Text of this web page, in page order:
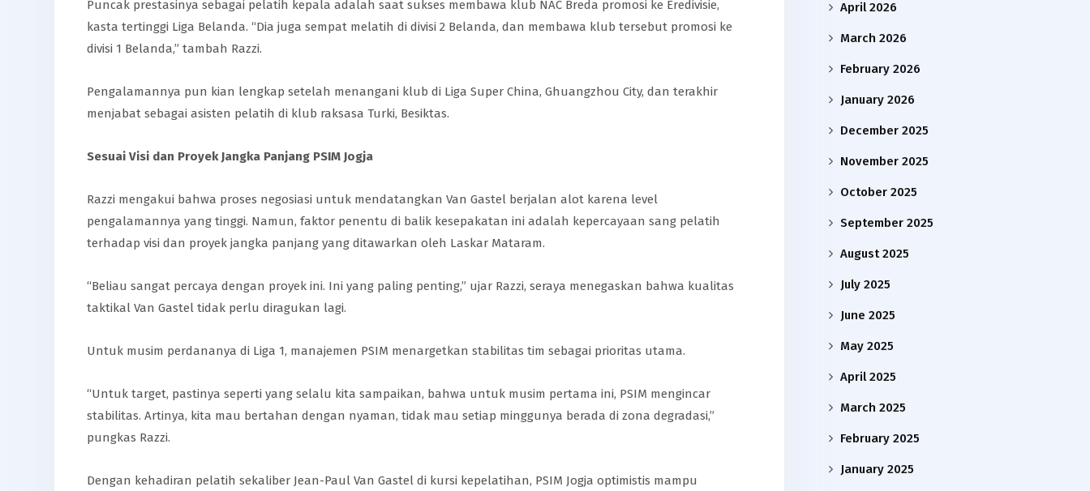
Puncak prestasinya sebagai pelatih kepala adalah saat sukses membawa klub NAC Breda promosi ke Eredivisie,
kasta tertinggi Liga Belanda. “Dia juga sempat melatih di divisi 2 Belanda, dan membawa klub tersebut promosi ke
divisi 1 Belanda,” tambah Razzi.
Pengalamannya pun kian lengkap setelah menangani klub di Liga Super China, Ghuangzhou City, dan terakhir
menjabat sebagai asisten pelatih di klub raksasa Turki, Besiktas.
Sesuai Visi dan Proyek Jangka Panjang PSIM Jogja
Razzi mengakui bahwa proses negosiasi untuk mendatangkan Van Gastel berjalan alot karena level
pengalamannya yang tinggi. Namun, faktor penentu di balik kesepakatan ini adalah kepercayaan sang pelatih
terhadap visi dan proyek jangka panjang yang ditawarkan oleh Laskar Mataram.
“Beliau sangat percaya dengan proyek ini. Ini yang paling penting,” ujar Razzi, seraya menegaskan bahwa kualitas
taktikal Van Gastel tidak perlu diragukan lagi.
Untuk musim perdananya di Liga 1, manajemen PSIM menargetkan stabilitas tim sebagai prioritas utama.
“Untuk target, pastinya seperti yang selalu kita sampaikan, bahwa untuk musim pertama ini, PSIM mengincar
stabilitas. Artinya, kita mau bertahan dengan nyaman, tidak mau setiap minggunya berada di zona degradasi,”
pungkas Razzi.
Dengan kehadiran pelatih sekaliber Jean-Paul Van Gastel di kursi kepelatihan, PSIM Jogja optimistis mampu
April 2026
March 2026
February 2026
January 2026
December 2025
November 2025
October 2025
September 2025
August 2025
July 2025
June 2025
May 2025
April 2025
March 2025
February 2025
January 2025